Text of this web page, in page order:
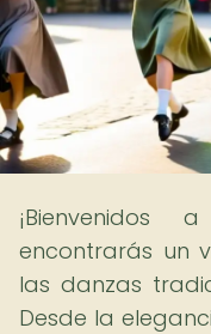
¡Bienvenidos
encontrarás un
las danzas
Desde la